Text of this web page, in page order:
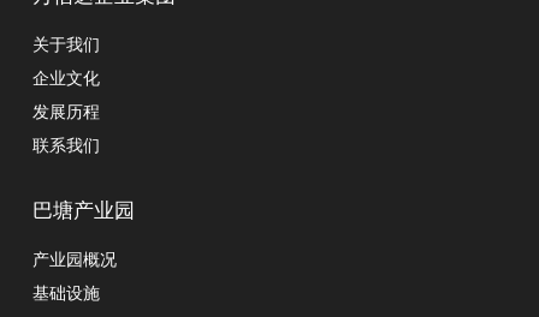
关于我们
企业文化
发展历程
联系我们
巴塘产业园
产业园概况
基础设施